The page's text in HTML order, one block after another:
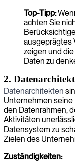
Top-Tipp:
achten Sie
ausgeprägtes
zeigen und
Daten zu
2. Datenarchitekt
Datenarchitekten
Unternehmen seine
den Datenrahmen,
Aktivitäten
Datensystem zu
Zielen des
Zuständigkeiten: